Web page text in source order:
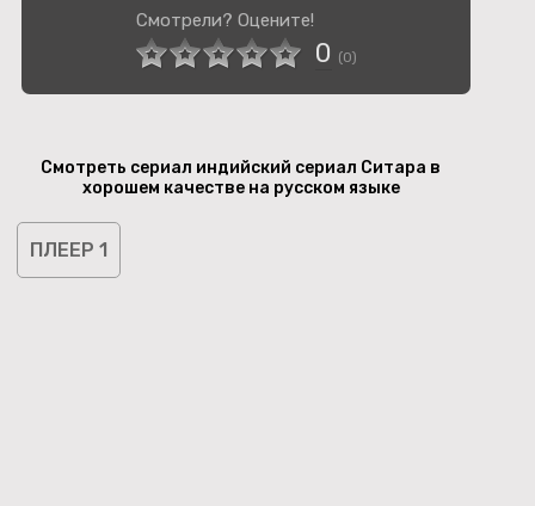
Смотрели? Оцените!
0 (0)
Смотреть сериал индийский сериал Ситара в
хорошем качестве на русском языке
ПЛЕЕР 1